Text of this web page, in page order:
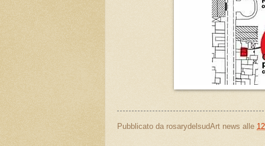
Pubblicato da rosarydelsudArt news alle